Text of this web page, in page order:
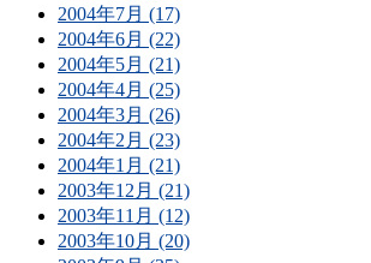
2004年7月 (17)
2004年6月 (22)
2004年5月 (21)
2004年4月 (25)
2004年3月 (26)
2004年2月 (23)
2004年1月 (21)
2003年12月 (21)
2003年11月 (12)
2003年10月 (20)